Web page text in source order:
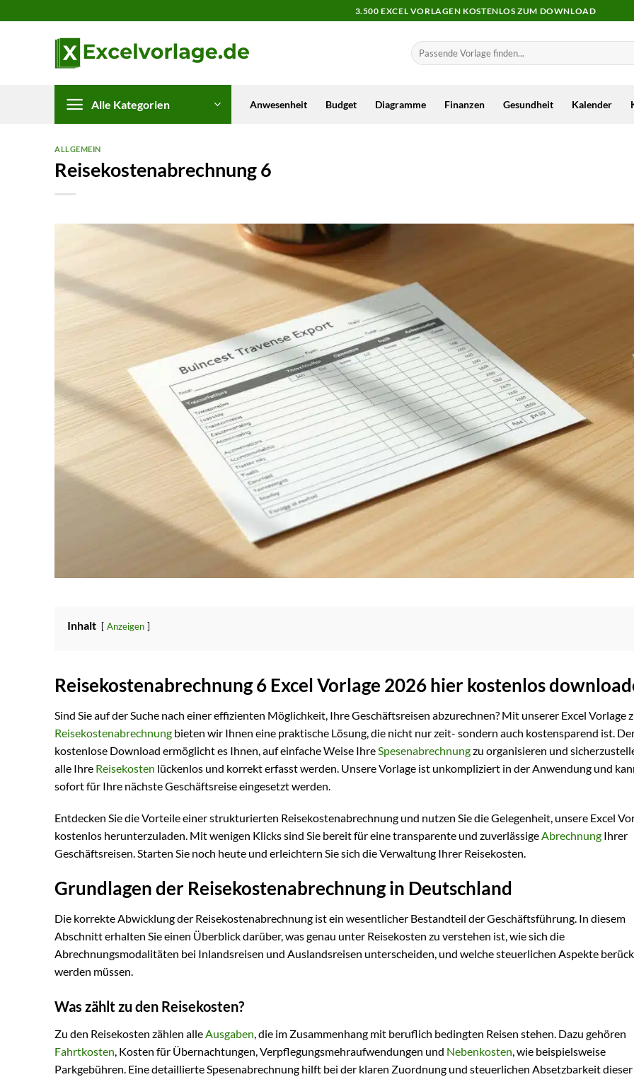
Inhalt
3.500 EXCEL VORLAGEN KOSTENLOS ZUM DOWNLOAD
Alle Kategorien Anwesenheit Budget Diagramme Finanzen Gesundheit Kalender
ALLGEMEIN
Reisekostenabrechnung 6
Inhalt Anzeigen
Reisekostenabrechnung 6 Excel Vorlage 2026 hier kostenlos
Sind Sie auf der Suche nach einer effizienten Möglichkeit, Ihre Geschäftsreisen abzurechnen? Mit unserer Excel Vorlage
Reisekostenabrechnung bieten wir Ihnen eine praktische Lösung, die nicht nur zeit- sondern auch kostensparend ist.
kostenlose Download ermöglicht es Ihnen, auf einfache Weise Ihre Spesenabrechnungzu organisieren und
alle Ihre Reisekosten lückenlos und korrekt erfasst werden. Unsere Vorlage ist unkompliziert in der Anwendung und
sofort für Ihre nächste Geschäftsreise eingesetzt werden.
Entdecken Sie die Vorteile einer strukturierten Reisekostenabrechnung und nutzen Sie die Gelegenheit, unsere Excel
kostenlos herunterzuladen. Mit wenigen Klicks sind Sie bereit für eine transparente und zuverlässigeAbrechnung Ihrer
Geschäftsreisen. Starten Sie noch heute und erleichtern Sie sich die Verwaltung Ihrer Reisekosten.
Grundlagen der Reisekostenabrechnung in Deutschland
Die korrekte Abwicklung der Reisekostenabrechnung ist ein wesentlicher Bestandteil der Geschäftsführung. In diesem
Abschnitt erhalten Sie einen Überblick darüber, was genau unter Reisekosten zu verstehen ist, wie sich die
Abrechnungsmodalitäten bei Inlandsreisen und Auslandsreisen unterscheiden, und welche steuerlichen Aspekte
werden müssen.
Was zählt zu den Reisekosten?
Zu den Reisekosten zählen alleAusgaben, die im Zusammenhang mit beruflich bedingten Reisen stehen. Dazu gehören
Fahrtkosten, Kosten für Übernachtungen, Verpflegungsmehraufwendungen und Nebenkosten, wie beispielsweise
Parkgebühren. Eine detaillierte Spesenabrechnung hilft bei der klaren Zuordnung und steuerlichen Absetzbarkeit dieser